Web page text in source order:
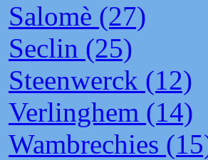
Salomè (27)
Seclin (25)
Steenwerck (12)
Verlinghem (14)
Wambrechies